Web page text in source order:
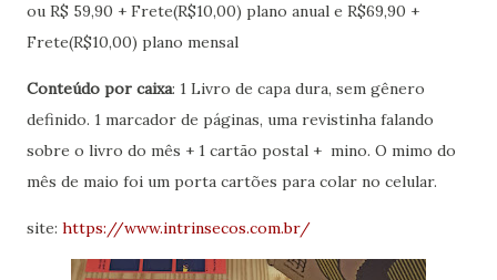
ou R$ 59,90 + Frete(R$10,00) plano anual e R$69,90 +
Frete(R$10,00) plano mensal
Conteúdo por caixa: 1 Livro de capa dura, sem gênero
definido. 1 marcador de páginas, uma revistinha falando
sobre o livro do mês + 1 cartão postal + mino. O mimo do
mês de maio foi um porta cartões para colar no celular.
site: https://www.intrinsecos.com.br/